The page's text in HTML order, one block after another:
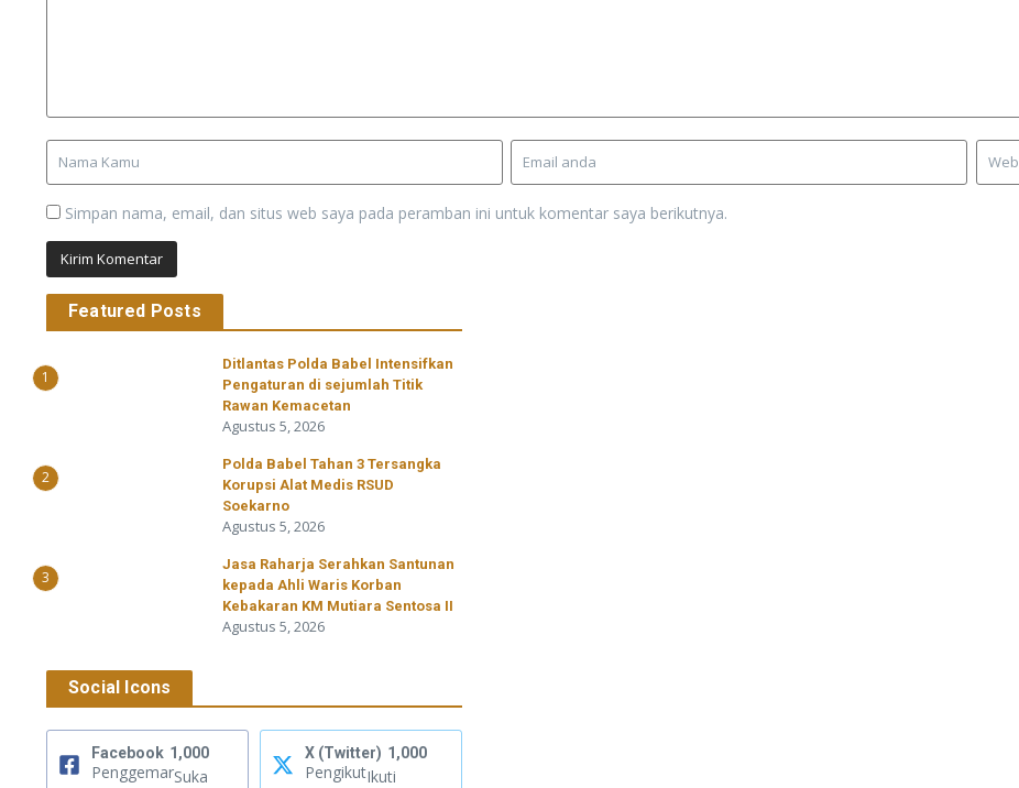
Simpan nama, email, dan situs web saya pada peramban ini untuk komentar saya berikutnya.
Featured Posts
1
Ditlantas Polda Babel Intensifkan
Pengaturan di sejumlah Titik
Rawan Kemacetan
Agustus 5, 2026
2
Polda Babel Tahan 3 Tersangka
Korupsi Alat Medis RSUD
Soekarno
Agustus 5, 2026
3
Jasa Raharja Serahkan Santunan
kepada Ahli Waris Korban
Kebakaran KM Mutiara Sentosa II
Agustus 5, 2026
Social Icons
Facebook 1,000
PenggemarSuka
X (Twitter) 1,000
PengikutIkuti